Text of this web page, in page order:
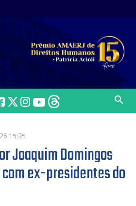
search
15:35
Joaquim Domingos
ex-presidentes do